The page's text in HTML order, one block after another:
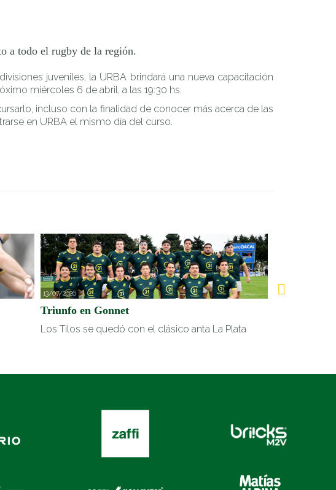
a todo el rugby de la región.
juveniles, la URBA brindará una nueva capacitación
miércoles 6 de abril, a las 19:30 hs.
incluso con la finalidad de conocer más acerca de las
en URBA el mismo día del curso.
13/07/2026
Triunfo en Gonnet
Los Tilos se quedó con el clásico anta La Plata
05/07/2026